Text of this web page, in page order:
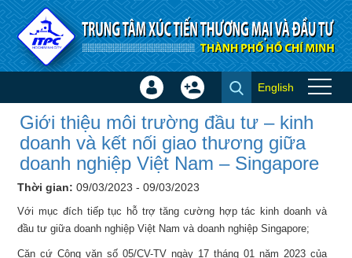
Truy cập nội dung luôn
Giới thiệu môi trường đầu tư –
kinh doanh và kết nối giao
thương giữa doanh nghiệp Việt
Nam – Singapore - Hội thảo -
Đào tạo
Đăng
Tạo
khoản
English
Giới thiệu môi trường đầu tư – kinh
doanh và kết nối giao thương giữa
doanh nghiệp Việt Nam – Singapore
Thời gian: 09/03/2023 - 09/03/2023
Với mục đích tiếp tục hỗ trợ tăng cường hợp tác kinh doanh và
đầu tư giữa doanh nghiệp Việt Nam và doanh nghiệp Singapore;
Căn cứ Công văn số 05/CV-TV ngày 17 tháng 01 năm 2023 của